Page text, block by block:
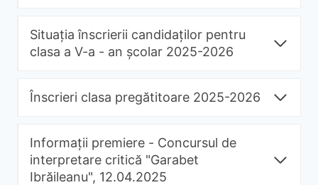
Situația înscrierii candidaților pentru
clasa a V-a - an școlar 2025-2026
Înscrieri clasa pregătitoare 2025-2026
Informații premiere - Concursul de
interpretare critică "Garabet
Ibrăileanu", 12.04.2025